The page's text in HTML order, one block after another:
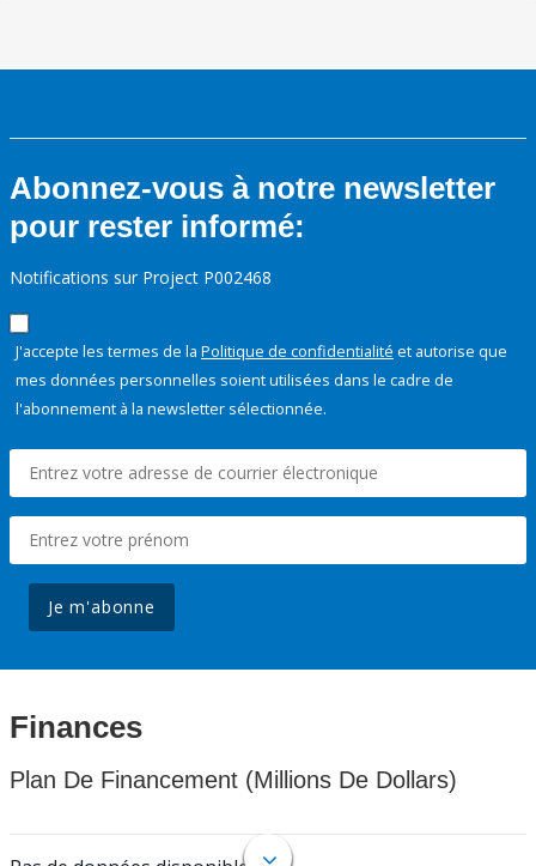
Abonnez-vous à notre newsletter
pour rester informé:
Notifications sur Project P002468
J'accepte les termes de la Politique de confidentialité et autorise que
mes données personnelles soient utilisées dans le cadre de
l'abonnement à la newsletter sélectionnée.
Je m'abonne
Finances
Plan De Financement (Millions De Dollars)